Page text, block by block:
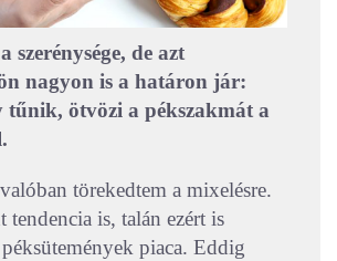
szerénysége, de azt
nagyon is a határon jár:
ötvözi a pékszakmát a
törekedtem a mixelésre.
tendencia is, talán ezért is
piaca. Eddig